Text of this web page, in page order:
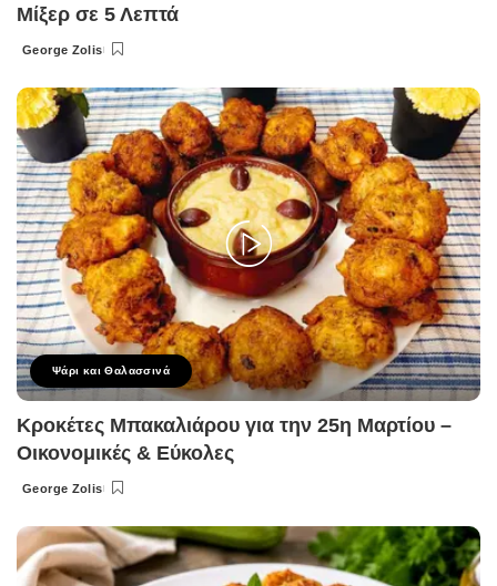
Μίξερ σε 5 Λεπτά
Posted
George Zolis
Ψάρι και Θαλασσινά
Κροκέτες Μπακαλιάρου για την 25η Μαρτίου –
Οικονομικές & Εύκολες
Posted
George Zolis